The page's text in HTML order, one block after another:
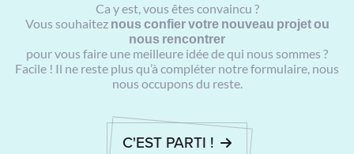
Ca y est, vous êtes convaincu ?
Vous souhaitez nous confier votre nouveau projet ou
nous rencontrer
pour vous faire une meilleure idée de qui nous sommes ?
Facile ! Il ne reste plus qu’à compléter notre formulaire, nous
nous occupons du reste.
C'EST PARTI !